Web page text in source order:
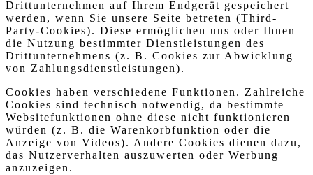
Drittunternehmen auf Ihrem Endgerät gespeichert
werden, wenn Sie unsere Seite betreten (Third-
Party-Cookies). Diese ermöglichen uns oder Ihnen
die Nutzung bestimmter Dienstleistungen des
Drittunternehmens (z. B. Cookies zur Abwicklung
von Zahlungsdienstleistungen).
Cookies haben verschiedene Funktionen. Zahlreiche
Cookies sind technisch notwendig, da bestimmte
Websitefunktionen ohne diese nicht funktionieren
würden (z. B. die Warenkorbfunktion oder die
Anzeige von Videos). Andere Cookies dienen dazu,
das Nutzerverhalten auszuwerten oder Werbung
anzuzeigen.